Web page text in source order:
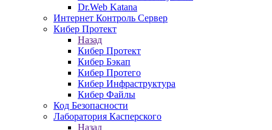
Dr.Web Katana
Интернет Контроль Сервер
Кибер Протект
Назад
Кибер Протект
Кибер Бэкап
Кибер Протего
Кибер Инфраструктура
Кибер Файлы
Код Безопасности
Лаборатория Касперского
Назад